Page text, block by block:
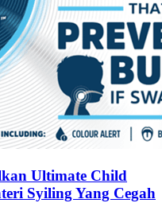
Ultimate Child
Syiling Yang Cegah